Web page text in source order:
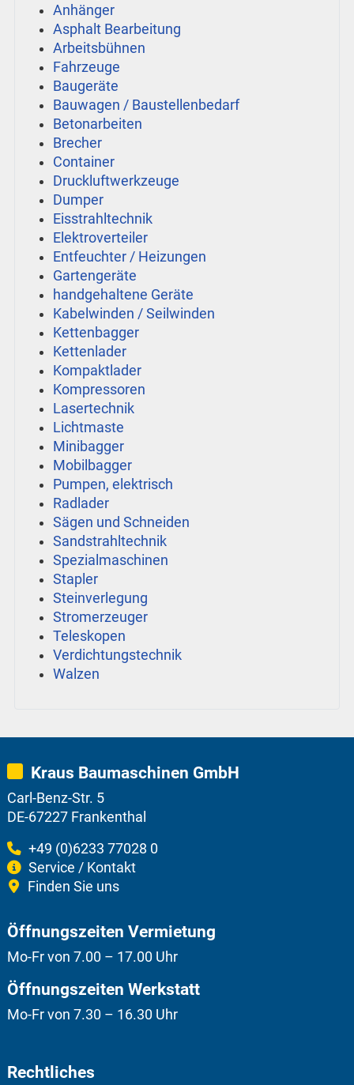
Anhänger
Asphalt Bearbeitung
Arbeitsbühnen
Fahrzeuge
Baugeräte
Bauwagen / Baustellenbedarf
Betonarbeiten
Brecher
Container
Druckluftwerkzeuge
Dumper
Eisstrahltechnik
Elektroverteiler
Entfeuchter / Heizungen
Gartengeräte
handgehaltene Geräte
Kabelwinden / Seilwinden
Kettenbagger
Kettenlader
Kompaktlader
Kompressoren
Lasertechnik
Lichtmaste
Minibagger
Mobilbagger
Pumpen, elektrisch
Radlader
Sägen und Schneiden
Sandstrahltechnik
Spezialmaschinen
Stapler
Steinverlegung
Stromerzeuger
Teleskopen
Verdichtungstechnik
Walzen
Kraus Baumaschinen GmbH
Carl-Benz-Str. 5
DE-67227 Frankenthal
+49 (0)6233 77028 0
Service / Kontakt
Finden Sie uns
Öffnungszeiten Vermietung
Mo-Fr von 7.00 – 17.00 Uhr
Öffnungszeiten Werkstatt
Mo-Fr von 7.30 – 16.30 Uhr
Rechtliches